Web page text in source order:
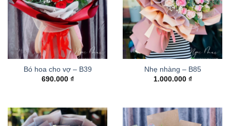
Bó hoa cho vợ – B39
690.000 ₫
Nhẹ nhàng – B85
1.000.000 ₫